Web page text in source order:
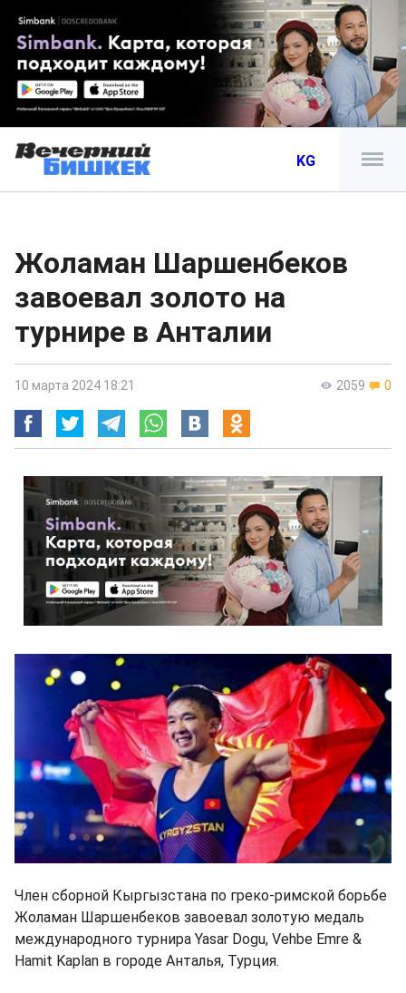
KG
Жоламан Шаршенбеков
завоевал золото на
турнире в Анталии
2059 0
10 марта 2024 18:21
Член сборной Кыргызстана по греко-римской борьбе
Жоламан Шаршенбеков завоевал золотую медаль
международного турнира Yasar Dogu, Vehbe Emre &
Hamit Kaplan в городе Анталья, Турция.